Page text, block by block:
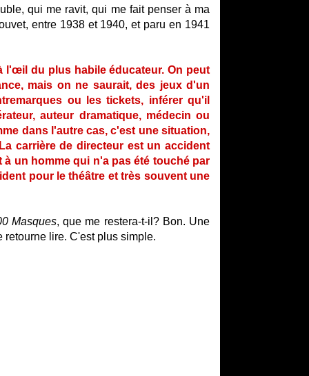
qui me ravit, qui me fait penser à ma
entre 1938 et 1940, et paru en 1941
l'œil du plus habile éducateur. On peut
mais on ne saurait, des jeux d'un
ou les tickets, inférer qu'il
auteur dramatique, médecin ou
dans l'autre cas, c'est une situation,
carrière de directeur est un accident
un homme qui n'a pas été touché par
pour le théâtre et très souvent une
Masques, que me restera-t-il? Bon. Une
retourne lire. C'est plus simple.